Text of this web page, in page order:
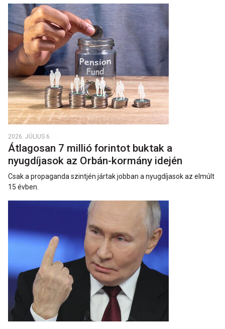
2026. JÚLIUS 6.
Átlagosan 7 millió forintot buktak a
nyugdíjasok az Orbán-kormány idején
Csak a propaganda szintjén jártak jobban a nyugdíjasok az elmúlt
15 évben.